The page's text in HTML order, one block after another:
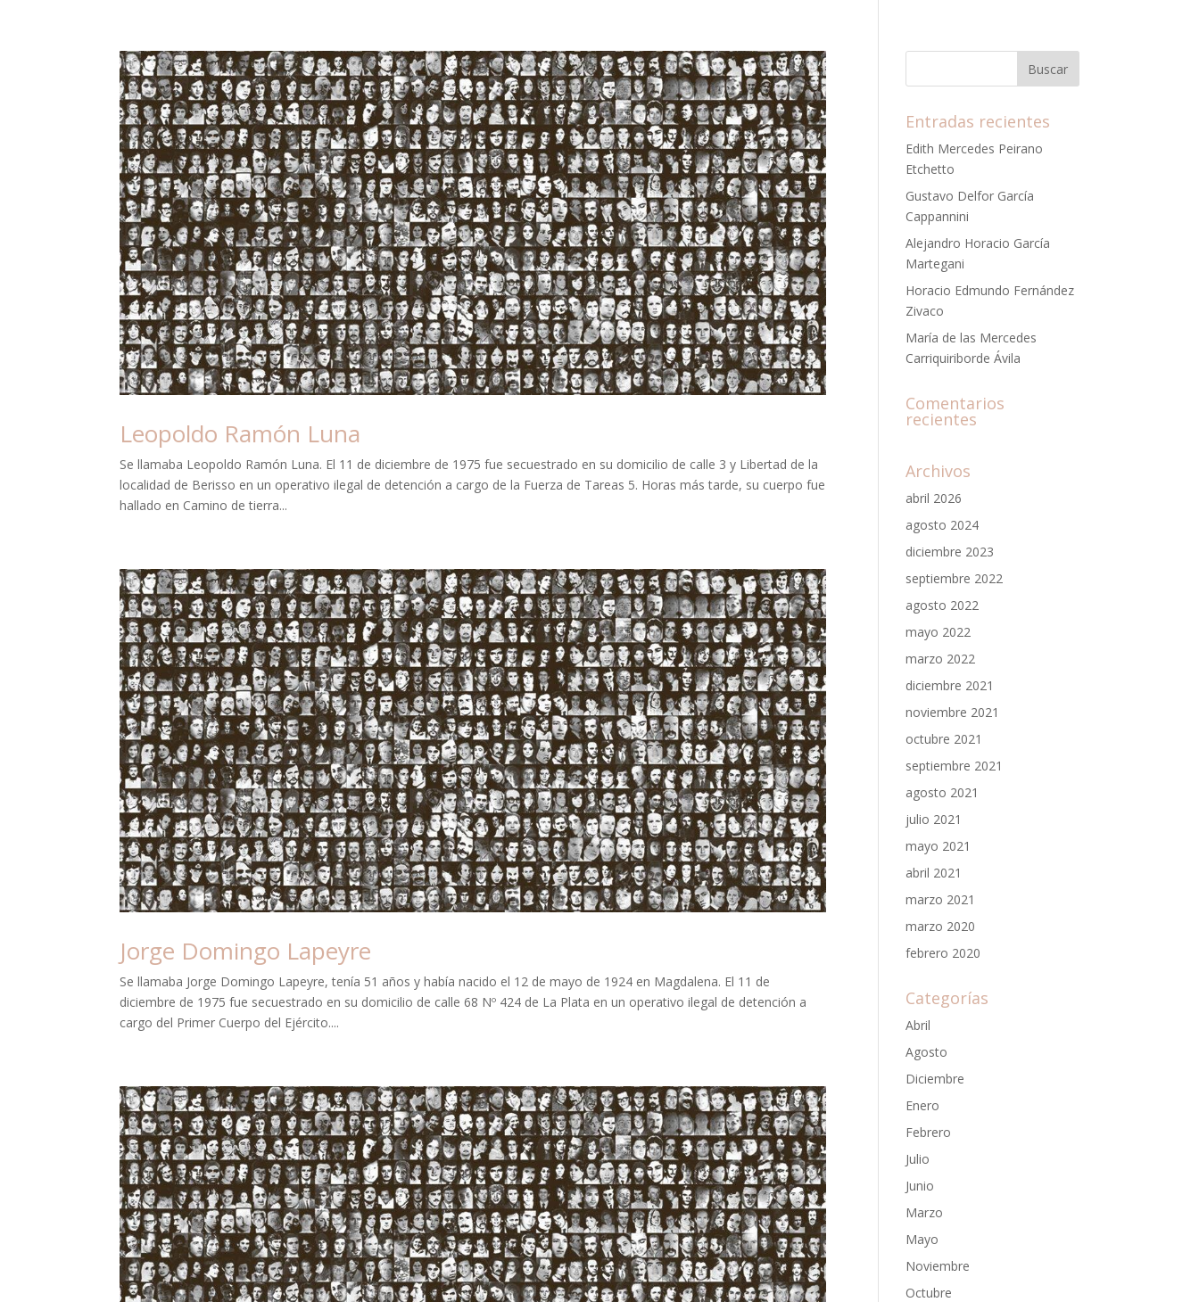
Leopoldo Ramón Luna
Se llamaba Leopoldo Ramón Luna. El 11 de diciembre de 1975 fue secuestrado en su domicilio de calle 3 y Libertad de la
localidad de Berisso en un operativo ilegal de detención a cargo de la Fuerza de Tareas 5. Horas más tarde, su cuerpo fue
hallado en Camino de tierra...
Jorge Domingo Lapeyre
Se llamaba Jorge Domingo Lapeyre, tenía 51 años y había nacido el 12 de mayo de 1924 en Magdalena. El 11 de
diciembre de 1975 fue secuestrado en su domicilio de calle 68 Nº 424 de La Plata en un operativo ilegal de detención a
cargo del Primer Cuerpo del Ejército....
Entradas recientes
Edith Mercedes Peirano
Etchetto
Gustavo Delfor García
Cappannini
Alejandro Horacio García
Martegani
Horacio Edmundo Fernández
Zivaco
María de las Mercedes
Carriquiriborde Ávila
Comentarios
recientes
Archivos
abril 2026
agosto 2024
diciembre 2023
septiembre 2022
agosto 2022
mayo 2022
marzo 2022
diciembre 2021
noviembre 2021
octubre 2021
septiembre 2021
agosto 2021
julio 2021
mayo 2021
abril 2021
marzo 2021
marzo 2020
febrero 2020
Categorías
Abril
Agosto
Diciembre
Enero
Febrero
Julio
Junio
Marzo
Mayo
Noviembre
Octubre